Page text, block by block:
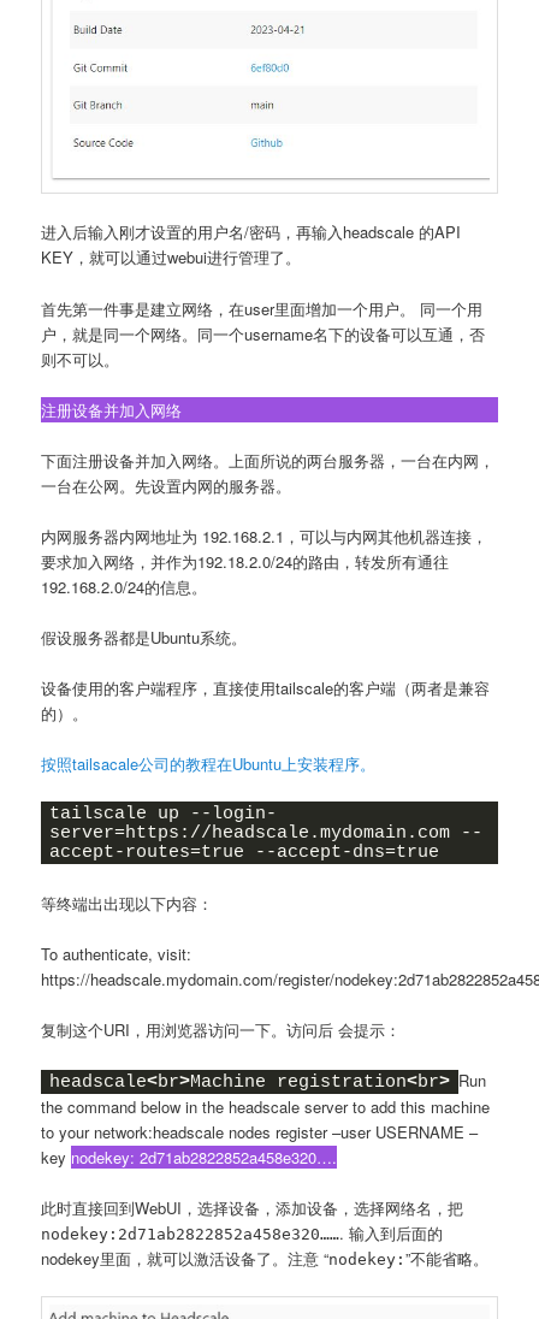
进入后输入刚才设置的用户名/密码，再输入headscale 的API
KEY，就可以通过webui进行管理了。
首先第一件事是建立网络，在user里面增加一个用户。 同一个用
户，就是同一个网络。同一个username名下的设备可以互通，否
则不可以。
注册设备并加入网络
下面注册设备并加入网络。上面所说的两台服务器，一台在内网，
一台在公网。先设置内网的服务器。
内网服务器内网地址为 192.168.2.1，可以与内网其他机器连接，
要求加入网络，并作为192.18.2.0/24的路由，转发所有通往
192.168.2.0/24的信息。
假设服务器都是Ubuntu系统。
设备使用的客户端程序，直接使用tailscale的客户端（两者是兼容
的）。
按照tailsacale公司的教程在Ubuntu上安装程序。
tailscale up --login-
server=https://headscale.mydomain.com --
accept-routes=true --accept-dns=true
等终端出出现以下内容：
To authenticate, visit:
https://headscale.mydomain.com/register/
复制这个URI，用浏览器访问一下。访问后 会提示：
headscale<br>Machine registration<br> Run
the command below in the headscale server to add this machine
to your network:headscale nodes register –user USERNAME –
key nodekey: 2d71ab2822852a458e320….
此时直接回到WebUI，选择设备，添加设备，选择网络名，把
nodekey:2d71ab2822852a458e320……. 输入到后面的
nodekey里面，就可以激活设备了。注意 “nodekey:”不能省略。